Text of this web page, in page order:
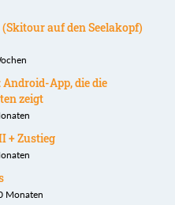
auf den Seelakopf)
App, die die
zeigt
+ Zustieg
Monaten